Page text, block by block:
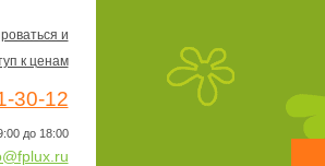
и
к ценам
30-12
до 18:00